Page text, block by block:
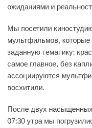
ожиданиями и
Мы посетили
мультфильмов,
заданную тематику:
самое главное, без
ассоциируются
восхитили.
После двух
07:30 утра мы